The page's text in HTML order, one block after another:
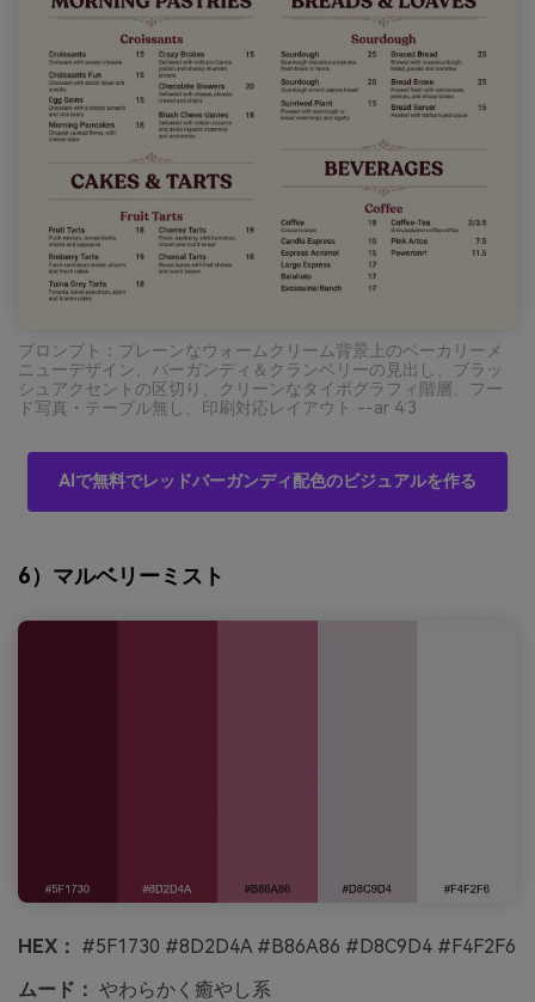
プロンプト：プレーンなウォームクリーム背景上のベーカリーメ
ニューデザイン、バーガンディ＆クランベリーの見出し、ブラッ
シュアクセントの区切り、クリーンなタイポグラフィ階層、フー
ド写真・テーブル無し、印刷対応レイアウト --ar 4:3
AIで無料でレッドバーガンディ配色のビジュアルを作る
6）マルベリーミスト
HEX： #5F1730 #8D2D4A #B86A86 #D8C9D4 #F4F2F6
ムード： やわらかく癒やし系